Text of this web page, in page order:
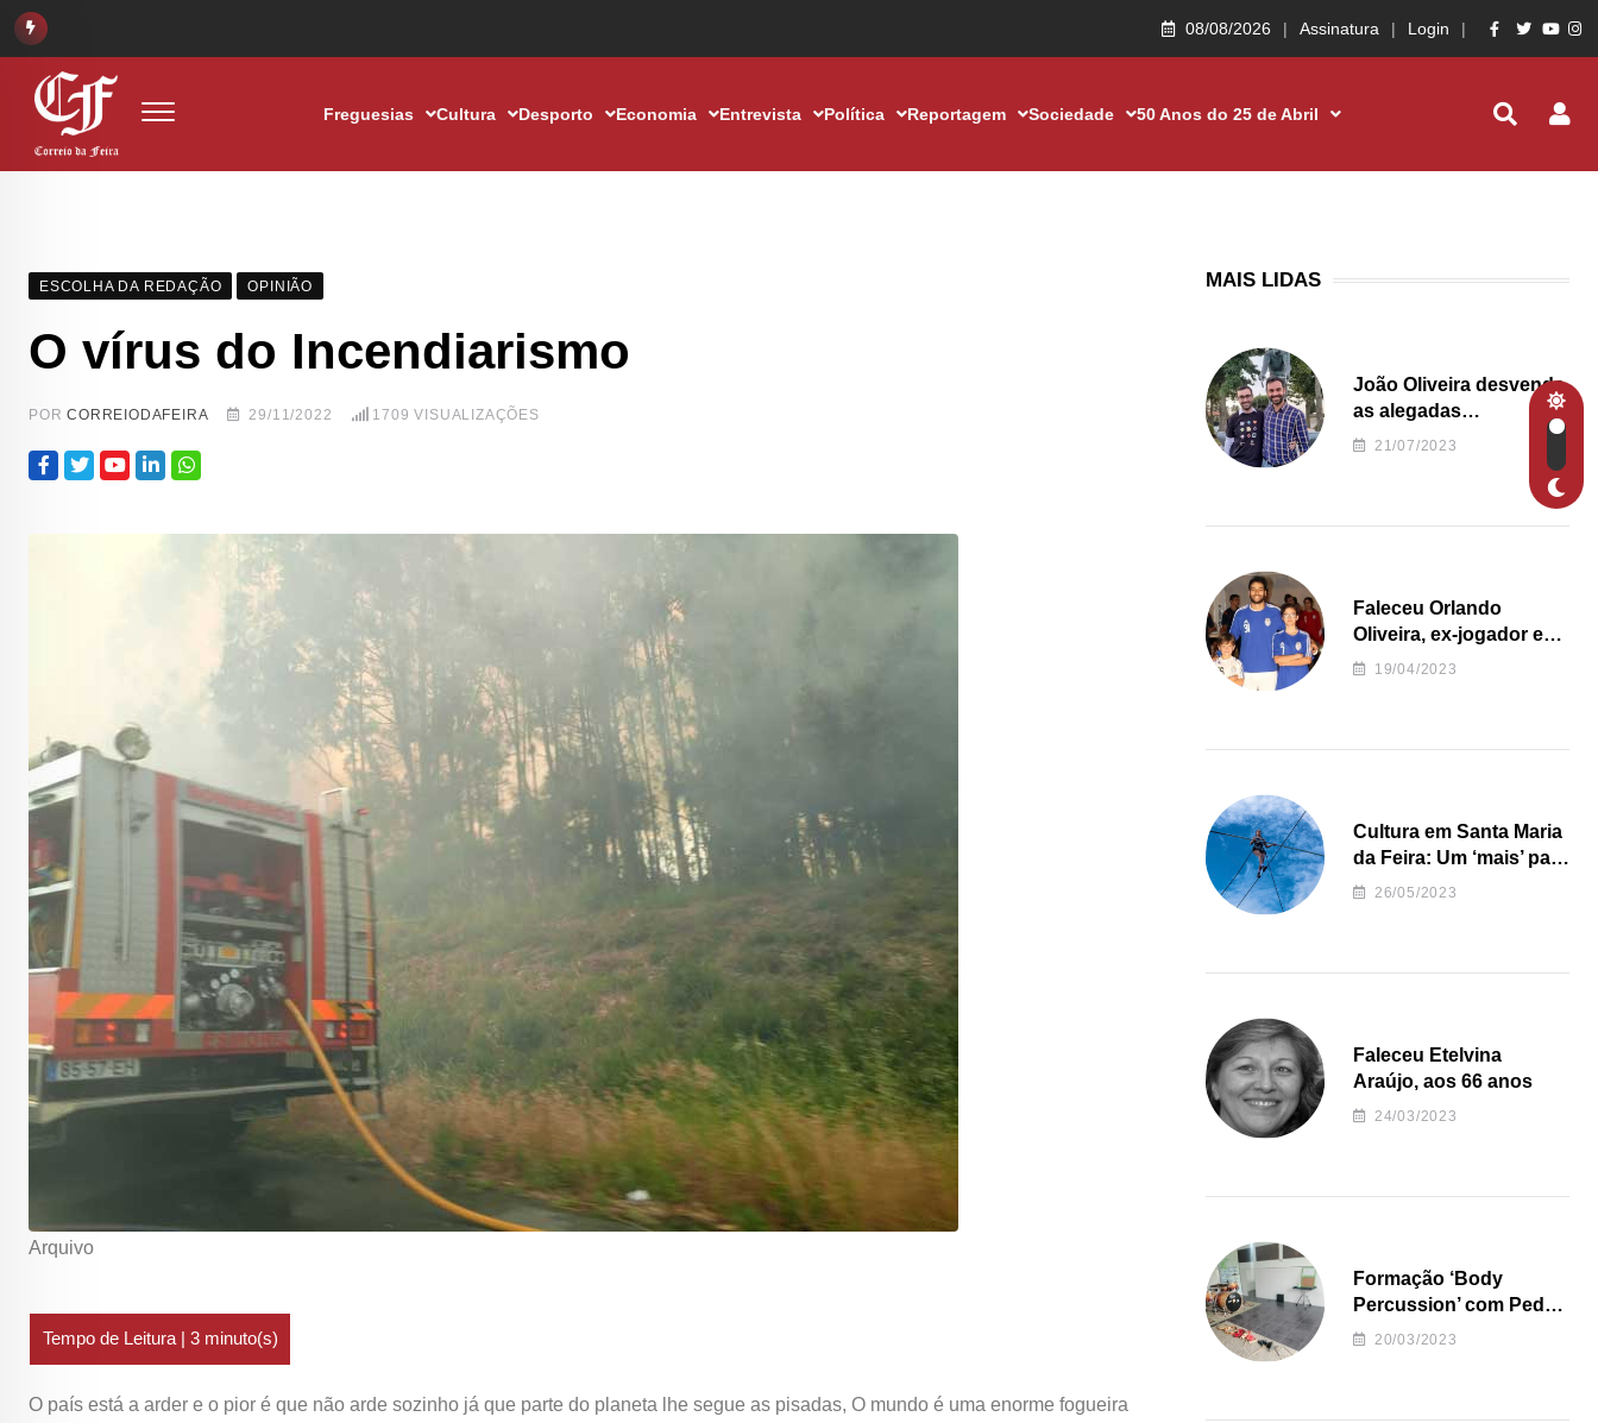
08/08/2026 Assinatura Login
Freguesias Cultura Desporto Economia Entrevista Política Reportagem Sociedade 50 Anos do 25 de Abril
ESCOLHA DA REDAÇÃO OPINIÃO
O vírus do Incendiarismo
PORCORREIODAFEIRA 29/11/2022 1709 VISUALIZAÇÕES
Arquivo
O país está a arder e o pior é que não arde sozinho já que parte do planeta lhe segue as pisadas, O mundo é uma enorme fogueira
MAIS LIDAS
João Oliveira desvenda
as alegadas
irregularidades da
Junta de Freguesia S.
21/07/2023
Faleceu Orlando
Oliveira, ex-jogador e
treinador da formação
19/04/2023
Cultura em Santa Maria
da Feira: Um ‘mais’ para
o Concelho
26/05/2023
Faleceu Etelvina
Araújo, aos 66 anos
24/03/2023
Formação ‘Body
Percussion’ com Pedro
Almeida
20/03/2023